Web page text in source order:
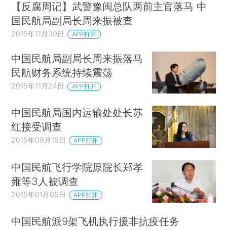
【反腐周记】武警豫闽总队两前主官落马 中
国民航局副局长周来振被查
2015年11月30日 APP打开
中国民航局副局长周来振落马
民航财务系统持续震荡
2015年11月24日 APP打开
中国民航局国内运输处处长苏
红接受调查
2015年09月16日 APP打开
中国民航飞行学院原院长郑孝
雍等3人被调查
2015年01月05日 APP打开
中国民航派9架飞机执行援非抗疫任务